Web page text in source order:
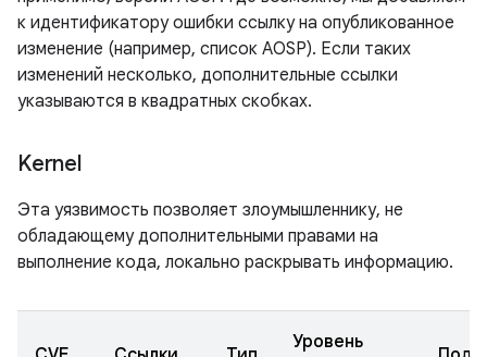
к идентификатору ошибки ссылку на опубликованное
изменение (например, список AOSP). Если таких
изменений несколько, дополнительные ссылки
указываются в квадратных скобках.
Kernel
Эта уязвимость позволяет злоумышленнику, не
обладающему дополнительными правами на
выполнение кода, локально раскрывать информацию.
Уровень